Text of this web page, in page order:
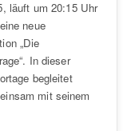
läuft um 20:15 Uhr
neue
„Die
In dieser
begleitet
mit seinem